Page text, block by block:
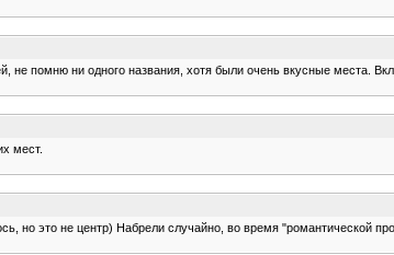
не помню ни одного названия, хотя были очень вкусные места.
мест.
но это не центр) Набрели случайно, во время "романтической